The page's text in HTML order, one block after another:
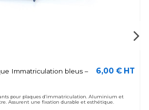
Immatriculation bleus –
6,00 € HT
pour plaques d’immatriculation. Aluminium et
Assurent une fixation durable et esthétique.